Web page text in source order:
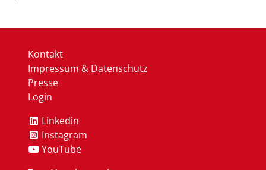
Kontakt
Impressum & Datenschutz
Presse
Login
Linkedin
Instagram
YouTube